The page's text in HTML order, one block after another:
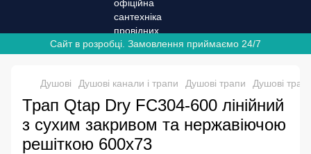
Сайт в розробці. Замовлення приймаємо 24/7
Душові Душові канали і трапи Душові трапи Душові
Трап Qtap Dry FC304-600 лінійний
з сухим закривом та нержавіючою
решіткою 600х73